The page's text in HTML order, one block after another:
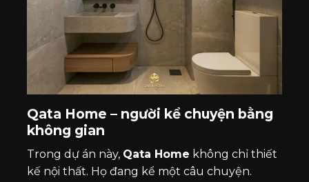
Qata Home – người kể chuyện bằng
không gian
Trong dự án này, Qata Home không chỉ thiết
kế nội thất. Họ đang kể một câu chuyện.